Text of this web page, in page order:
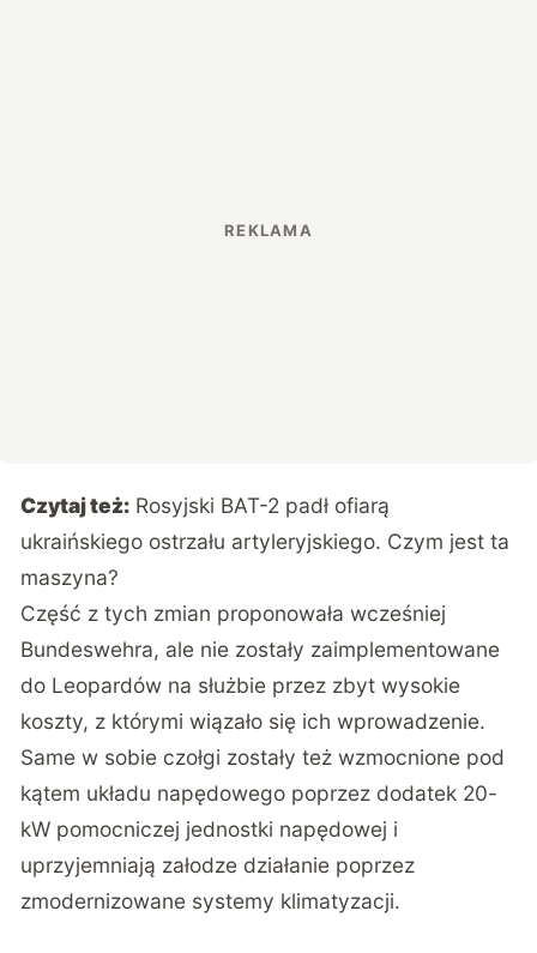
Czytaj też: Rosyjski BAT-2 padł ofiarą
ukraińskiego ostrzału artyleryjskiego. Czym jest ta
maszyna?
Część z tych zmian proponowała wcześniej
Bundeswehra, ale nie zostały zaimplementowane
do Leopardów na służbie przez zbyt wysokie
koszty, z którymi wiązało się ich wprowadzenie.
Same w sobie czołgi zostały też wzmocnione pod
kątem układu napędowego poprzez dodatek 20-
kW pomocniczej jednostki napędowej i
uprzyjemniają załodze działanie poprzez
zmodernizowane systemy klimatyzacji.